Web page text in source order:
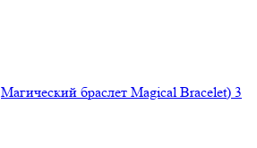
Магический браслет Magical Bracelet) 3